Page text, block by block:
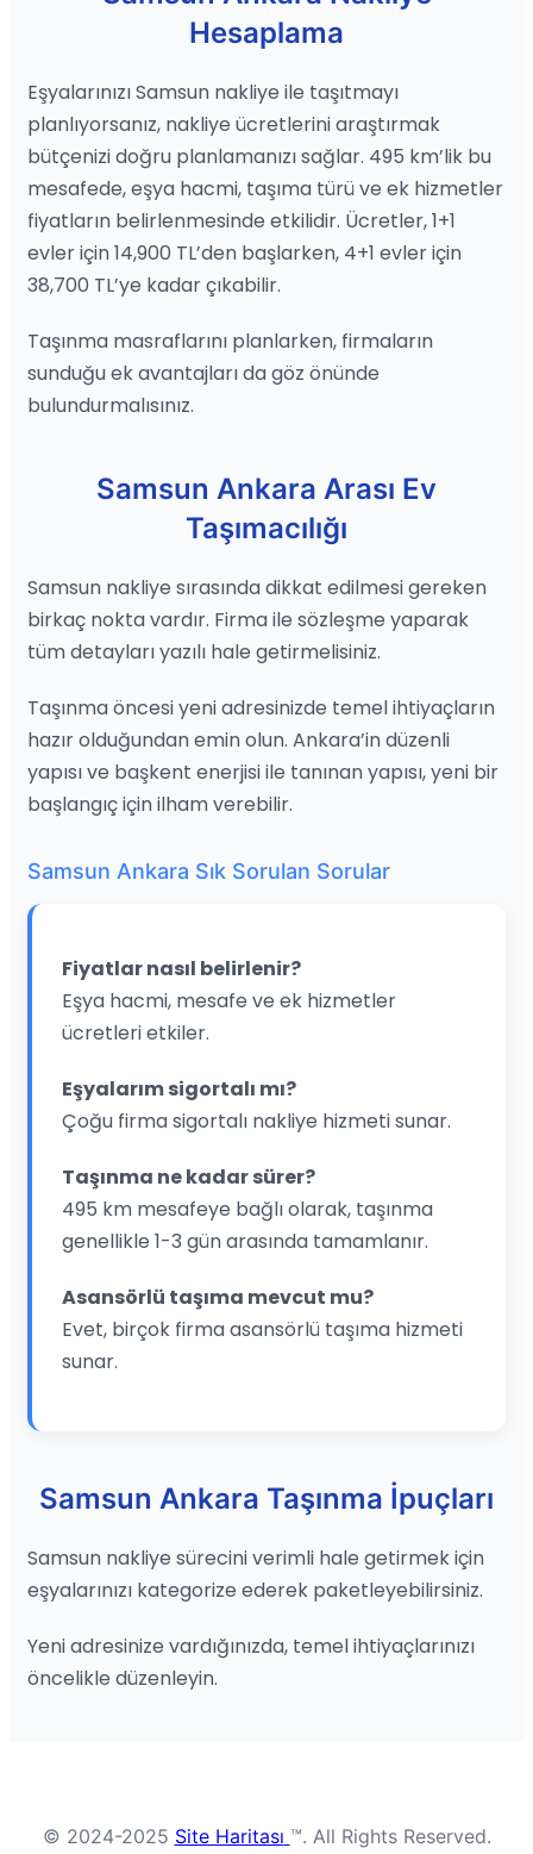
Hesaplama
Eşyalarınızı Samsun nakliye ile taşıtmayı
planlıyorsanız, nakliye ücretlerini araştırmak
bütçenizi doğru planlamanızı sağlar. 495 km’lik bu
mesafede, eşya hacmi, taşıma türü ve ek hizmetler
fiyatların belirlenmesinde etkilidir. Ücretler, 1+1
evler için 14,900 TL’den başlarken, 4+1 evler için
38,700 TL’ye kadar çıkabilir.
Taşınma masraflarını planlarken, firmaların
sunduğu ek avantajları da göz önünde
bulundurmalısınız.
Samsun Ankara Arası Ev
Taşımacılığı
Samsun nakliye sırasında dikkat edilmesi gereken
birkaç nokta vardır. Firma ile sözleşme yaparak
tüm detayları yazılı hale getirmelisiniz.
Taşınma öncesi yeni adresinizde temel ihtiyaçların
hazır olduğundan emin olun. Ankara’in düzenli
yapısı ve başkent enerjisi ile tanınan yapısı, yeni bir
başlangıç için ilham verebilir.
Samsun Ankara Sık Sorulan Sorular
Fiyatlar nasıl belirlenir?
Eşya hacmi, mesafe ve ek hizmetler
ücretleri etkiler.
Eşyalarım sigortalı mı?
Çoğu firma sigortalı nakliye hizmeti sunar.
Taşınma ne kadar sürer?
495 km mesafeye bağlı olarak, taşınma
genellikle 1-3 gün arasında tamamlanır.
Asansörlü taşıma mevcut mu?
Evet, birçok firma asansörlü taşıma hizmeti
sunar.
Samsun Ankara Taşınma İpuçları
Samsun nakliye sürecini verimli hale getirmek için
eşyalarınızı kategorize ederek paketleyebilirsiniz.
Yeni adresinize vardığınızda, temel ihtiyaçlarınızı
öncelikle düzenleyin.
© 2024-2025 Site Haritası ™. All Rights Reserved.